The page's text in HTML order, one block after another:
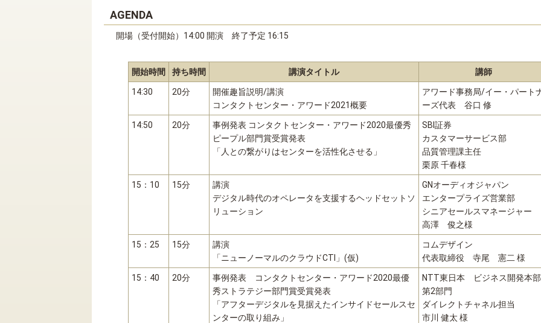
AGENDA
開場（受付開始）14:00 開演 終了予定 16:15
開始時間 持ち時間 講演タイトル 講師
14:30 20分
開催趣旨説明/講演
コンタクトセンター・アワード2021概要
アワード事務局/イー・パート
ーズ代表 谷口 修
14:50 20分
事例発表 コンタクトセンター・アワード2020最優秀
ピープル部門賞受賞発表
「人との繋がりはセンターを活性化させる」
SBI証券
カスタマーサービス部
品質管理課主任
栗原 千春様
15：10 15分
講演
デジタル時代のオペレータを支援するヘッドセットソ
リューション
GNオーディオジャパン
エンタープライズ営業部
シニアセールスマネージャー
高澤 俊之様
15：25 15分
講演
「ニューノーマルのクラウドCTI」(仮)
コムデザイン
代表取締役 寺尾 憲二 様
15：40 20分
事例発表 コンタクトセンター・アワード2020最優
秀ストラテジー部門賞受賞発表
「アフターデジタルを見据えたインサイドセールスセ
ンターの取り組み」
NTT東日本 ビジネス開発本部
第2部門
ダイレクトチャネル担当
市川 健太 様